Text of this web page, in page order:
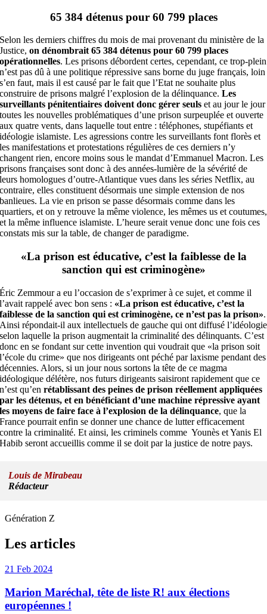
65 384 détenus pour 60 799 places
Selon les derniers chiffres du mois de mai provenant du ministère de la
Justice,on dénombrait 65 384 détenus pour 60 799 places
opérationnelles. Les prisons débordent certes, cependant, ce trop-plein
n’est pas dû à une politique répressive sans borne du juge français, loin
s’en faut, mais il est causé par le fait que l’Etat ne souhaite plus
construire de prisons malgré l’explosion de la délinquance.Les
surveillants pénitentiaires doivent donc gérer seuls et au jour le jour
toutes les nouvelles problématiques d’une prison surpeuplée et ouverte
aux quatre vents, dans laquelle tout entre : téléphones, stupéfiants et
idéologie islamiste. Les agressions contre les surveillants font florès et
les manifestations et protestations régulières de ces derniers n’y
changent rien, encore moins sous le mandat d’Emmanuel Macron. Les
prisons françaises sont donc à des années-lumière de la sévérité de
leurs homologues d’outre-Atlantique vues dans les séries Netflix, au
contraire, elles constituent désormais une simple extension de nos
banlieues. La vie en prison se passe désormais comme dans les
quartiers, et on y retrouve la même violence, les mêmes us et coutumes,
et la même influence islamiste. L’heure serait venue donc une fois ces
constats mis sur la table, de changer de paradigme.
«La prison est éducative, c’est la faiblesse de la
sanction qui est criminogène»
Éric Zemmour a eu l’occasion de s’exprimer à ce sujet, et comme il
l’avait rappelé avec bon sens : «La prison est éducative, c’est la
faiblesse de la sanction qui est criminogène, ce n’est pas la prison».
Ainsi répondait-il aux intellectuels de gauche qui ont diffusé l’idéologie
selon laquelle la prison augmentait la criminalité des délinquants. C’est
donc en se fondant sur cette invention qui voudrait que «la prison soit
l’école du crime» que nos dirigeants ont péché par laxisme pendant des
décennies. Alors, si un jour nous sortons la tête de ce magma
idéologique délétère, nos futurs dirigeants saisiront rapidement que ce
n’est qu’enrétablissant des peines de prison réellement appliquées
par les détenus, et en bénéficiant d’une machine répressive ayant
les moyens de faire face à l’explosion de la délinquance, que la
France pourrait enfin se donner une chance de lutter efficacement
contre la criminalité. Et ainsi, les criminels comme Younès et Yanis El
Habib seront accueillis comme il se doit par la justice de notre pays.
Louis de Mirabeau
Rédacteur
Génération Z
Les articles
21 Feb 2024
Marion Maréchal, tête de liste R! aux élections
européennes !